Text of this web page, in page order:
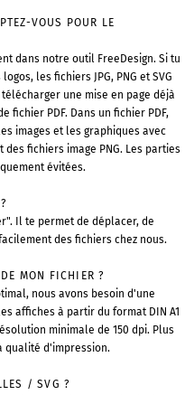
VOUS POUR LE
dans notre outil FreeDesign. Si tu
les fichiers JPG, PNG et SVG
une mise en page déjà
fichier PDF. Dans un fichier PDF,
images et les graphiques avec
fichiers image PNG. Les parties
évitées.
Il te permet de déplacer, de
des fichiers chez nous.
MON FICHIER ?
nous avons besoin d'une
affiches à partir du format DIN A1
minimale de 150 dpi. Plus
qualité d'impression.
/ SVG ?